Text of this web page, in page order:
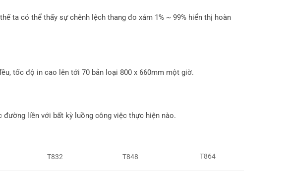
ta có thể thấy sự chênh lệch thang đo xám 1% ~ 99% hiển thị hoàn
tốc độ in cao lên tới 70 bản loại 800 x 660mm một giờ.
liền với bất kỳ luồng công việc thực hiện nào.
T832 T848 T864